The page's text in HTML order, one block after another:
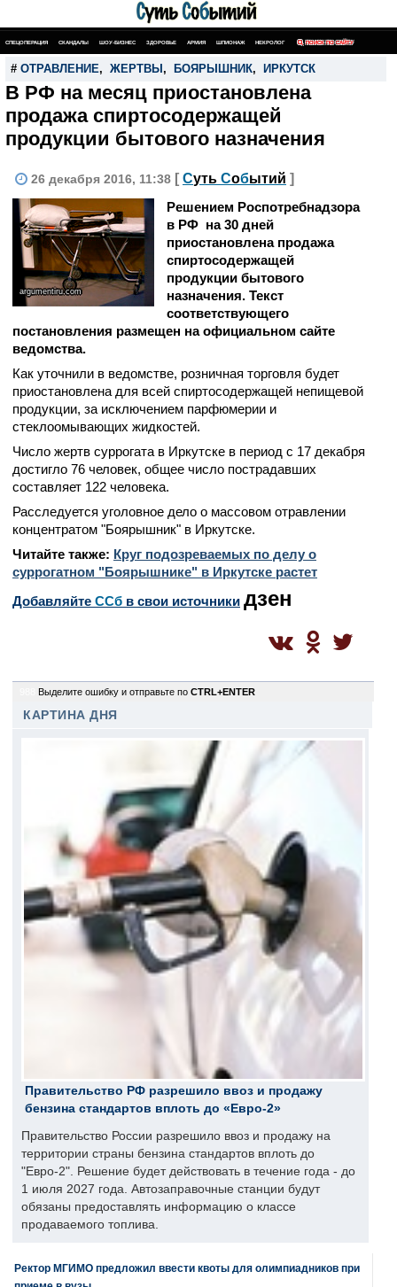
СПЕЦОПЕРАЦИЯ СКАНДАЛЫ ШОУ-БИЗНЕС ЗДОРОВЬЕ АРМИЯ ШПИОНАЖ НЕКРОЛОГ ПОИСК ПО САЙТУ
# ОТРАВЛЕНИЕ, ЖЕРТВЫ , БОЯРЫШНИК, ИРКУТСК
В РФ на месяц приостановлена
продажа спиртосодержащей
продукции бытового назначения
26 декабря 2016, 11:38 [ Суть Событий ]
argumentiru.com
Решением Роспотребнадзора
в РФ на 30 дней
приостановлена продажа
спиртосодержащей
продукции бытового
назначения. Текст
соответствующего
постановления размещен на официальном сайте
ведомства.
Как уточнили в ведомстве, розничная торговля будет
приостановлена для всей спиртосодержащей непищевой
продукции, за исключением парфюмерии и
стеклоомывающих жидкостей.
Число жертв суррогата в Иркутске в период с 17 декабря
достигло 76 человек, общее число пострадавших
составляет 122 человека.
Расследуется уголовное дело о массовом отравлении
концентратом "Боярышник" в Иркутске.
Читайте также: Круг подозреваемых по делу о
суррогатном "Боярышнике" в Иркутске растет
Добавляйте CСб в свои источники дзен
Выделите ошибку и отправьте по CTRL+ENTER
КАРТИНА ДНЯ
Правительство РФ разрешило ввоз и продажу
бензина стандартов вплоть до «Евро-2»
Правительство России разрешило ввоз и продажу на
территории страны бензина стандартов вплоть до
"Евро-2". Решение будет действовать в течение года - до
1 июля 2027 года. Автозаправочные станции будут
обязаны предоставлять информацию о классе
продаваемого топлива.
Ректор МГИМО предложил ввести квоты для олимпиадников при